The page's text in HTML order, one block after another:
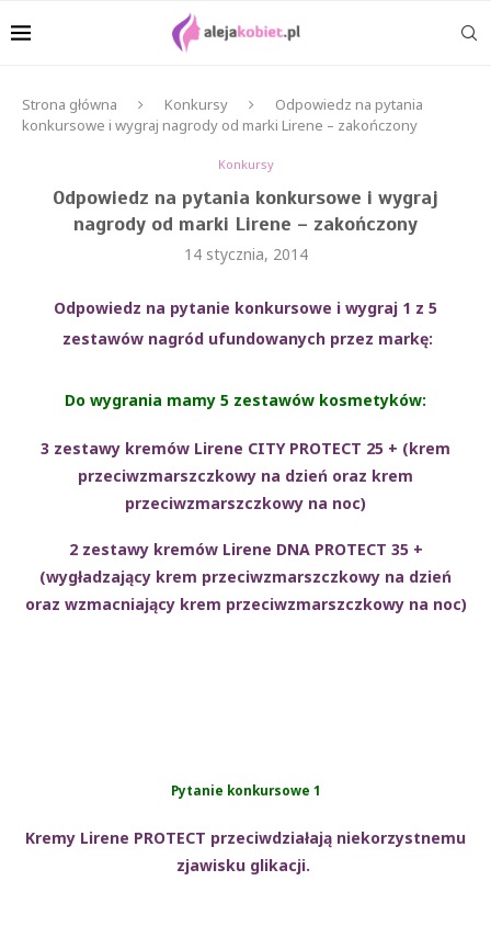
Strona główna Konkursy
Odpowiedz na pytania
konkursowe i wygraj nagrody od marki Lirene – zakończony
Konkursy
Odpowiedz na pytania konkursowe i wygraj
nagrody od marki Lirene – zakończony
14 stycznia, 2014
Odpowiedz na pytanie konkursowe i wygraj 1 z 5
zestawów nagród ufundowanych przez markę:
Do wygrania mamy 5 zestawów kosmetyków:
3 zestawy kremów Lirene CITY PROTECT 25 + (krem
przeciwzmarszczkowy na dzień oraz krem
przeciwzmarszczkowy na noc)
2 zestawy kremów Lirene DNA PROTECT 35 +
(wygładzający krem przeciwzmarszczkowy na dzień
oraz wzmacniający krem przeciwzmarszczkowy na noc)
Pytanie konkursowe 1
Kremy Lirene PROTECT przeciwdziałają niekorzystnemu
zjawisku glikacji.